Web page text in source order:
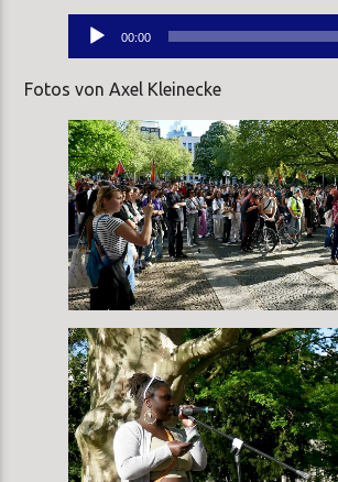
Audio-
00:00
Fotos von Axel Kleinecke